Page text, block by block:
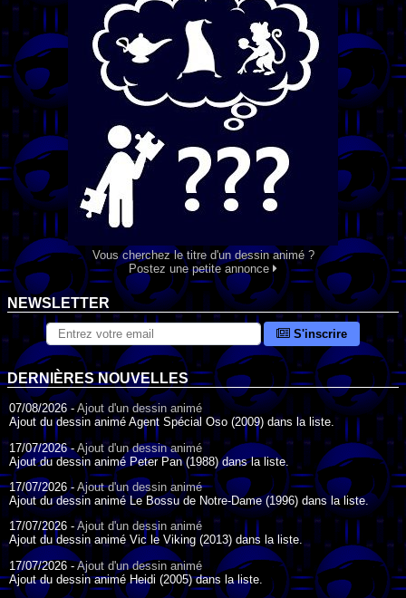
Vous cherchez le titre d'un dessin animé ?
Postez une petite annonce
NEWSLETTER
S'inscrire
DERNIÈRES NOUVELLES
07/08/2026 -Ajout d'un dessin animé
Ajout du dessin animé Agent Spécial Oso (2009) dans la liste.
17/07/2026 - Ajout d'un dessin animé
Ajout du dessin animé Peter Pan (1988) dans la liste.
17/07/2026 - Ajout d'un dessin animé
Ajout du dessin animé Le Bossu de Notre-Dame (1996) dans la liste.
17/07/2026 - Ajout d'un dessin animé
Ajout du dessin animé Vic le Viking (2013) dans la liste.
17/07/2026 -Ajout d'un dessin animé
Ajout du dessin animé Heidi (2005) dans la liste.